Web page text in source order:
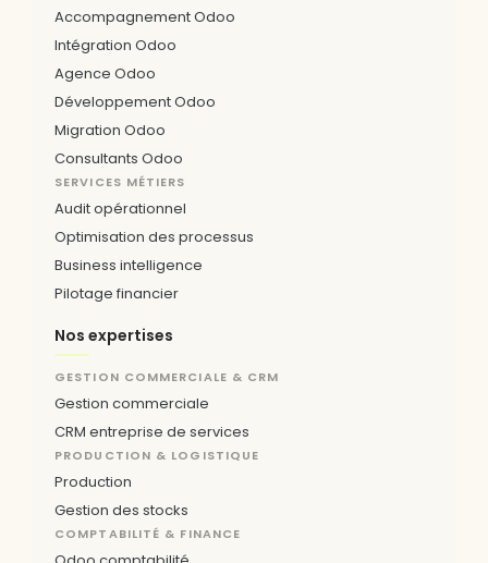
Accompagnement Odoo
Intégration Odoo
Agence Odoo
Développement Odoo
Migration Odoo
Consultants Odoo
SERVICES MÉTIERS
Audit opérationnel
Optimisation des processus
Business intelligence
Pilotage financier
Nos expertises
GESTION COMMERCIALE & CRM
Gestion commerciale
CRM entreprise de services
PRODUCTION & LOGISTIQUE
Production
Gestion des stocks
COMPTABILITÉ & FINANCE